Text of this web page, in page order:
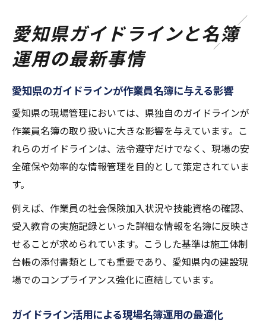
愛知県ガイドラインと名簿
運用の最新事情
愛知県のガイドラインが作業員名簿に与える影響
愛知県の現場管理においては、県独自のガイドラインが
作業員名簿の取り扱いに大きな影響を与えています。こ
れらのガイドラインは、法令遵守だけでなく、現場の安
全確保や効率的な情報管理を目的として策定されていま
す。
例えば、作業員の社会保険加入状況や技能資格の確認、
受入教育の実施記録といった詳細な情報を名簿に反映さ
せることが求められています。こうした基準は施工体制
台帳の添付書類としても重要であり、愛知県内の建設現
場でのコンプライアンス強化に直結しています。
ガイドライン活用による現場名簿運用の最適化